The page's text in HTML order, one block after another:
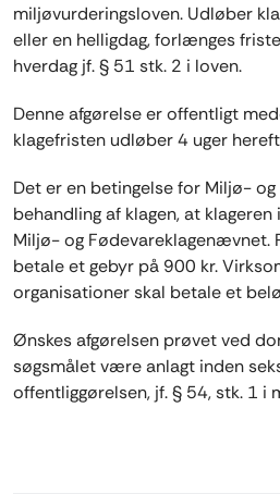
miljøvurderingsloven. Udløber
eller en helligdag, forlænges
hverdag jf. § 51 stk. 2 i loven.
Denne afgørelse er offentligt
klagefristen udløber 4 uger
Det er en betingelse for Miljø-
behandling af klagen, at
Miljø- og Fødevareklagenævnet.
betale et gebyr på 900 kr.
organisationer skal betale et
Ønskes afgørelsen prøvet ved
søgsmålet være anlagt inden
offentliggørelsen, jf. § 54, stk. 1 i